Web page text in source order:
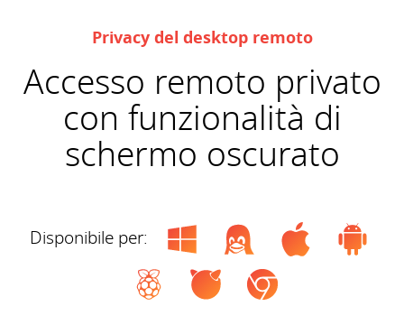
Privacy del desktop remoto
Accesso remoto privato
con funzionalità di
schermo oscurato
Disponibile per: